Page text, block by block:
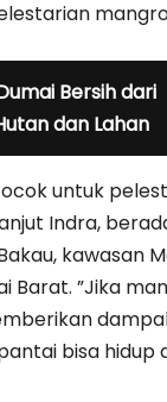
Bersih dari
dan Lahan
untuk
Indra,
kawasan
Barat. ”Jika
bisa hidup